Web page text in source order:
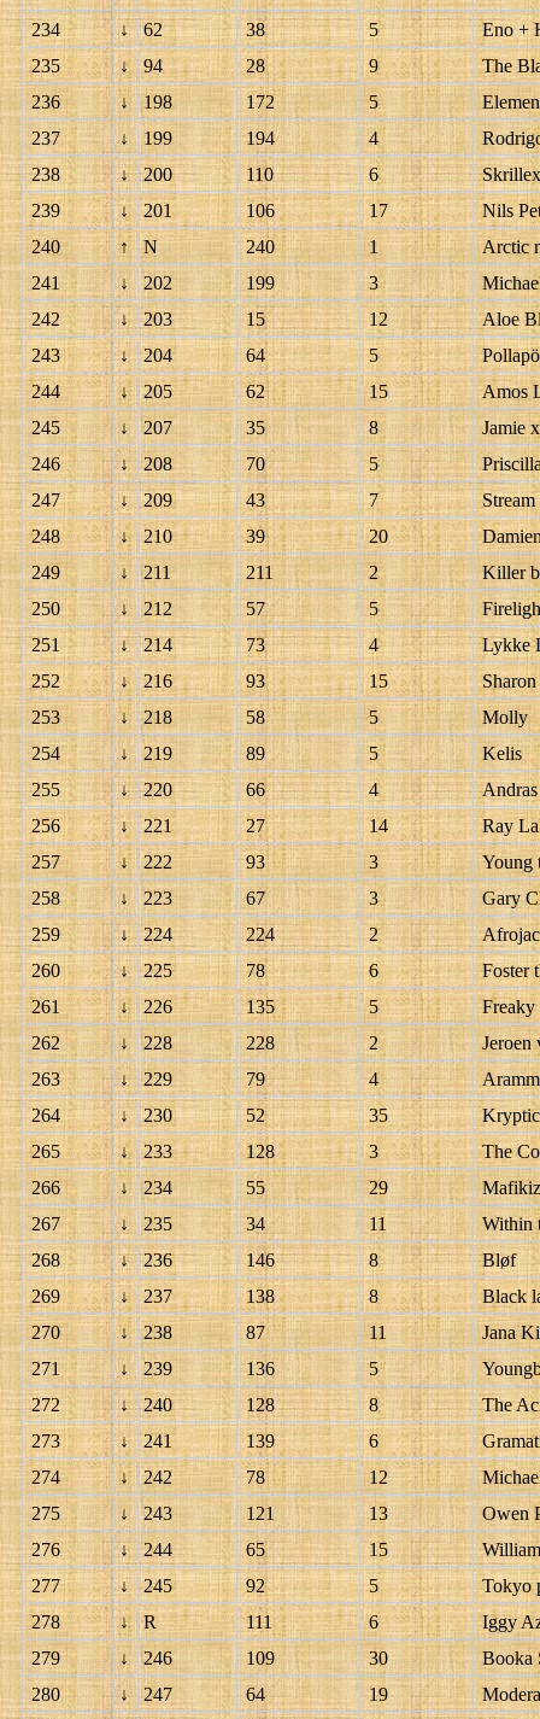
234
↓ 62 38 5
Eno +
235
↓ 94 28 9
The
236
↓ 198 172 5
237
↓ 199 194 4
238
↓ 200 110 6
239
↓ 201 106 17
Nils
240
↑ N 240 1
Arctic
241
↓ 202 199 3
242
↓ 203 15 12
Aloe
243
↓ 204 64 5
244
↓ 205 62 15
Amos
245
↓ 207 35 8
Jamie
246
↓ 208 70 5
247
↓ 209 43 7
248
↓ 210 39 20
249
↓ 211 211 2
Killer
250
↓ 212 57 5
251
↓ 214 73 4
Lykke
252
↓ 216 93 15
253
↓ 218 58 5
Molly
254
↓ 219 89 5
Kelis
255
↓ 220 66 4
256
↓ 221 27 14
Ray
257
↓ 222 93 3
Young
258
↓ 223 67 3
Gary
259
↓ 224 224 2
260
↓ 225 78 6
Foster
261
↓ 226 135 5
262
↓ 228 228 2
Jeroen
263
↓ 229 79 4
264
↓ 230 52 35
265
↓ 233 128 3
The
266
↓ 234 55 29
267
↓ 235 34 11
Within
268
↓ 236 146 8
Bløf
269
↓ 237 138 8
Black
270
↓ 238 87 11
Jana
271
↓ 239 136 5
272
↓ 240 128 8
The
273
↓ 241 139 6
274
↓ 242 78 12
275
↓ 243 121 13
Owen
276
↓ 244 65 15
277
↓ 245 92 5
Tokyo
278
↓ R 111 6
Iggy
279
↓ 246 109 30
Booka
280
↓ 247 64 19